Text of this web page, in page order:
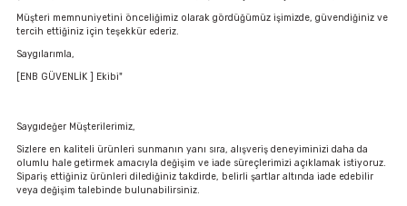
Müşteri memnuniyetini önceliğimiz olarak gördüğümüz işimizde, güvendiğiniz ve
tercih ettiğiniz için teşekkür ederiz.
Saygılarımla,
[ENB GÜVENLİK ] Ekibi"
Saygıdeğer Müşterilerimiz,
Sizlere en kaliteli ürünleri sunmanın yanı sıra, alışveriş deneyiminizi daha da
olumlu hale getirmek amacıyla değişim ve iade süreçlerimizi açıklamak istiyoruz.
Sipariş ettiğiniz ürünleri dilediğiniz takdirde, belirli şartlar altında iade edebilir
veya değişim talebinde bulunabilirsiniz.